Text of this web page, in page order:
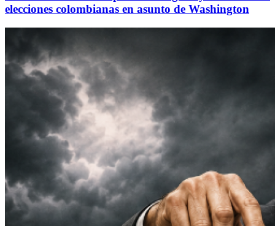
elecciones colombianas en asunto de Washington